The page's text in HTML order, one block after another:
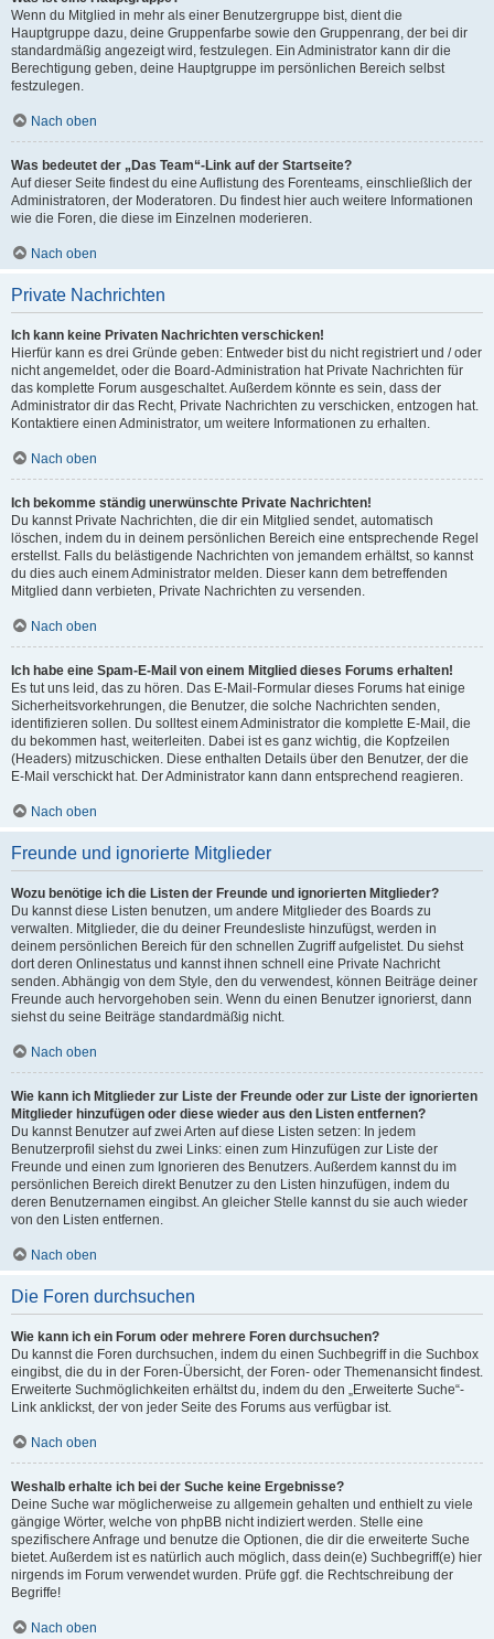
Wenn du Mitglied in mehr als einer Benutzergruppe bist, dient die
Hauptgruppe dazu, deine Gruppenfarbe sowie den Gruppenrang, der bei dir
standardmäßig angezeigt wird, festzulegen. Ein Administrator kann dir die
Berechtigung geben, deine Hauptgruppe im persönlichen Bereich selbst
festzulegen.
Nach oben
Was bedeutet der „Das Team“-Link auf der Startseite?
Auf dieser Seite findest du eine Auflistung des Forenteams, einschließlich der
Administratoren, der Moderatoren. Du findest hier auch weitere Informationen
wie die Foren, die diese im Einzelnen moderieren.
Nach oben
Private Nachrichten
Ich kann keine Privaten Nachrichten verschicken!
Hierfür kann es drei Gründe geben: Entweder bist du nicht registriert und / oder
nicht angemeldet, oder die Board-Administration hat Private Nachrichten für
das komplette Forum ausgeschaltet. Außerdem könnte es sein, dass der
Administrator dir das Recht, Private Nachrichten zu verschicken, entzogen hat.
Kontaktiere einen Administrator, um weitere Informationen zu erhalten.
Nach oben
Ich bekomme ständig unerwünschte Private Nachrichten!
Du kannst Private Nachrichten, die dir ein Mitglied sendet, automatisch
löschen, indem du in deinem persönlichen Bereich eine entsprechende Regel
erstellst. Falls du belästigende Nachrichten von jemandem erhältst, so kannst
du dies auch einem Administrator melden. Dieser kann dem betreffenden
Mitglied dann verbieten, Private Nachrichten zu versenden.
Nach oben
Ich habe eine Spam-E-Mail von einem Mitglied dieses Forums erhalten!
Es tut uns leid, das zu hören. Das E-Mail-Formular dieses Forums hat einige
Sicherheitsvorkehrungen, die Benutzer, die solche Nachrichten senden,
identifizieren sollen. Du solltest einem Administrator die komplette E-Mail, die
du bekommen hast, weiterleiten. Dabei ist es ganz wichtig, die Kopfzeilen
(Headers) mitzuschicken. Diese enthalten Details über den Benutzer, der die
E-Mail verschickt hat. Der Administrator kann dann entsprechend reagieren.
Nach oben
Freunde und ignorierte Mitglieder
Wozu benötige ich die Listen der Freunde und ignorierten Mitglieder?
Du kannst diese Listen benutzen, um andere Mitglieder des Boards zu
verwalten. Mitglieder, die du deiner Freundesliste hinzufügst, werden in
deinem persönlichen Bereich für den schnellen Zugriff aufgelistet. Du siehst
dort deren Onlinestatus und kannst ihnen schnell eine Private Nachricht
senden. Abhängig von dem Style, den du verwendest, können Beiträge deiner
Freunde auch hervorgehoben sein. Wenn du einen Benutzer ignorierst, dann
siehst du seine Beiträge standardmäßig nicht.
Nach oben
Wie kann ich Mitglieder zur Liste der Freunde oder zur Liste der ignorierten
Mitglieder hinzufügen oder diese wieder aus den Listen entfernen?
Du kannst Benutzer auf zwei Arten auf diese Listen setzen: In jedem
Benutzerprofil siehst du zwei Links: einen zum Hinzufügen zur Liste der
Freunde und einen zum Ignorieren des Benutzers. Außerdem kannst du im
persönlichen Bereich direkt Benutzer zu den Listen hinzufügen, indem du
deren Benutzernamen eingibst. An gleicher Stelle kannst du sie auch wieder
von den Listen entfernen.
Nach oben
Die Foren durchsuchen
Wie kann ich ein Forum oder mehrere Foren durchsuchen?
Du kannst die Foren durchsuchen, indem du einen Suchbegriff in die Suchbox
eingibst, die du in der Foren-Übersicht, der Foren- oder Themenansicht findest.
Erweiterte Suchmöglichkeiten erhältst du, indem du den „Erweiterte Suche“-
Link anklickst, der von jeder Seite des Forums aus verfügbar ist.
Nach oben
Weshalb erhalte ich bei der Suche keine Ergebnisse?
Deine Suche war möglicherweise zu allgemein gehalten und enthielt zu viele
gängige Wörter, welche von phpBB nicht indiziert werden. Stelle eine
spezifischere Anfrage und benutze die Optionen, die dir die erweiterte Suche
bietet. Außerdem ist es natürlich auch möglich, dass dein(e) Suchbegriff(e) hier
nirgends im Forum verwendet wurden. Prüfe ggf. die Rechtschreibung der
Begriffe!
Nach oben